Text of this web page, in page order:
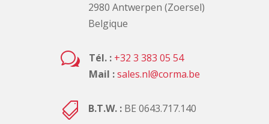
2980 Antwerpen (Zoersel)
Belgique
w Tél. : +32 3 383 05 54
Mail :sales.nl@corma.be
 B.T.W. : BE 0643.717.140